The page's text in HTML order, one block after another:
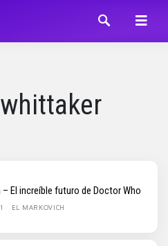
– El increíble futuro de Doctor Who
1 EL MARKOVICH